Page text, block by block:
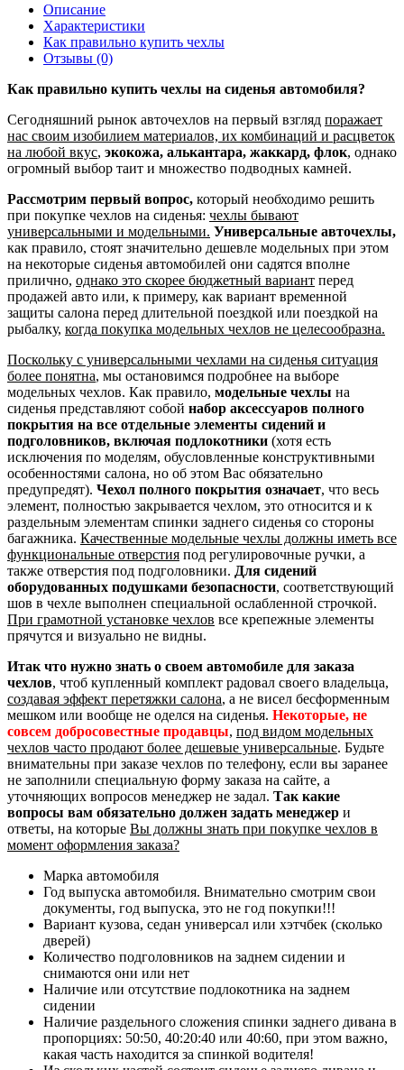
Описание
Характеристики
Как правильно купить чехлы
Отзывы (0)
Как правильно купить чехлы на сиденья автомобиля?
Сегодняшний рынок авточехлов на первый взгляд поражает
нас своим изобилием материалов, их комбинаций и расцветок
на любой вкус, экокожа, алькантара, жаккард, флок, однако
огромный выбор таит и множество подводных камней.
Рассмотрим первый вопрос, который необходимо решить
при покупке чехлов на сиденья: чехлы бывают
универсальными и модельными. Универсальные авточехлы,
как правило, стоят значительно дешевле модельных при этом
на некоторые сиденья автомобилей они садятся вполне
прилично, однако это скорее бюджетный вариант перед
продажей авто или, к примеру, как вариант временной
защиты салона перед длительной поездкой или поездкой на
рыбалку, когда покупка модельных чехлов не целесообразна.
Поскольку с универсальными чехлами на сиденья ситуация
более понятна, мы остановимся подробнее на выборе
модельных чехлов. Как правило, модельные чехлы на
сиденья представляют собой набор аксессуаров полного
покрытия на все отдельные элементы сидений и
подголовников, включая подлокотники (хотя есть
исключения по моделям, обусловленные конструктивными
особенностями салона, но об этом Вас обязательно
предупредят). Чехол полного покрытия означает, что весь
элемент, полностью закрывается чехлом, это относится и к
раздельным элементам спинки заднего сиденья со стороны
багажника. Качественные модельные чехлы должны иметь все
функциональные отверстия под регулировочные ручки, а
также отверстия под подголовники. Для сидений
оборудованных подушками безопасности, соответствующий
шов в чехле выполнен специальной ослабленной строчкой.
При грамотной установке чехлов все крепежные элементы
прячутся и визуально не видны.
Итак что нужно знать о своем автомобиле для заказа
чехлов, чтоб купленный комплект радовал своего владельца,
создавая эффект перетяжки салона, а не висел бесформенным
мешком или вообще не оделся на сиденья. Некоторые, не
совсем добросовестные продавцы, под видом модельных
чехлов часто продают более дешевые универсальные. Будьте
внимательны при заказе чехлов по телефону, если вы заранее
не заполнили специальную форму заказа на сайте, а
уточняющих вопросов менеджер не задал. Так какие
вопросы вам обязательно должен задать менеджер и
ответы, на которые Вы должны знать при покупке чехлов в
момент оформления заказа?
Марка автомобиля
Год выпуска автомобиля. Внимательно смотрим свои
документы, год выпуска, это не год покупки!!!
Вариант кузова, седан универсал или хэтчбек (сколько
дверей)
Количество подголовников на заднем сидении и
снимаются они или нет
Наличие или отсутствие подлокотника на заднем
сидении
Наличие раздельного сложения спинки заднего дивана в
пропорциях: 50:50, 40:20:40 или 40:60, при этом важно,
какая часть находится за спинкой водителя!